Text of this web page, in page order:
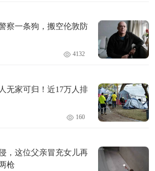
察一条狗，搬空伦敦防
4132
无家可归！近17万人排
160
，这位父亲冒充女儿再
枪